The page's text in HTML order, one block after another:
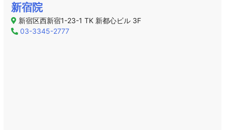
新宿院
新宿区西新宿1-23-1 TK 新都心ビル 3F
03-3345-2777